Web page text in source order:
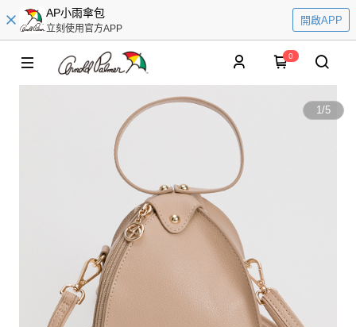
AP小雨傘包
立刻使用官方APP
開啟APP
0
1/5